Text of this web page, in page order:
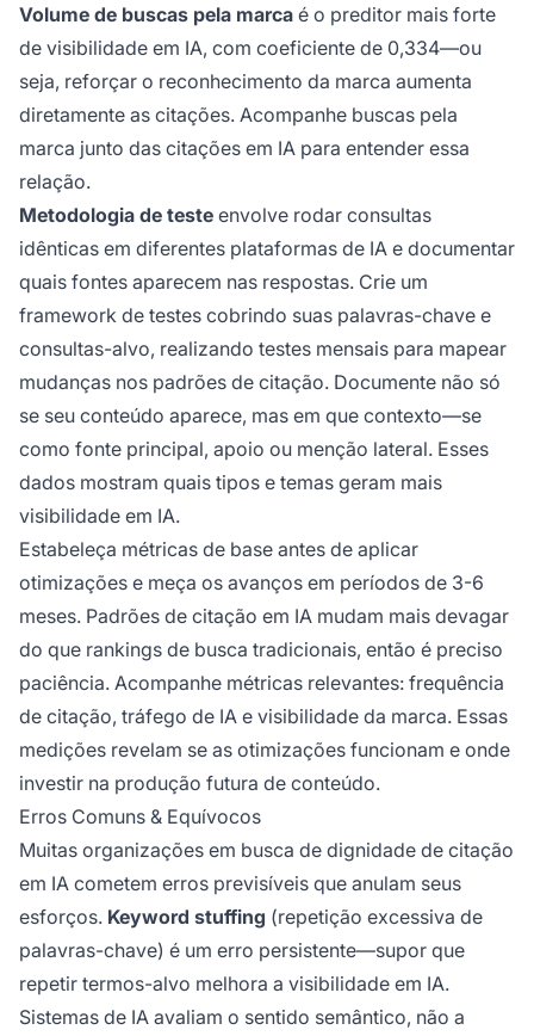
Volume de buscas pela marca é o preditor mais forte
de visibilidade em IA, com coeficiente de 0,334—ou
seja, reforçar o reconhecimento da marca aumenta
diretamente as citações. Acompanhe buscas pela
marca junto das citações em IA para entender essa
relação.
Metodologia de teste envolve rodar consultas
idênticas em diferentes plataformas de IA e documentar
quais fontes aparecem nas respostas. Crie um
framework de testes cobrindo suas palavras-chave e
consultas-alvo, realizando testes mensais para mapear
mudanças nos padrões de citação. Documente não só
se seu conteúdo aparece, mas em que contexto—se
como fonte principal, apoio ou menção lateral. Esses
dados mostram quais tipos e temas geram mais
visibilidade em IA.
Estabeleça métricas de base antes de aplicar
otimizações e meça os avanços em períodos de 3-6
meses. Padrões de citação em IA mudam mais devagar
do que rankings de busca tradicionais, então é preciso
paciência. Acompanhe métricas relevantes: frequência
de citação, tráfego de IA e visibilidade da marca. Essas
medições revelam se as otimizações funcionam e onde
investir na produção futura de conteúdo.
Erros Comuns & Equívocos
Muitas organizações em busca de dignidade de citação
em IA cometem erros previsíveis que anulam seus
esforços. Keyword stuffing (repetição excessiva de
palavras-chave) é um erro persistente—supor que
repetir termos-alvo melhora a visibilidade em IA.
Sistemas de IA avaliam o sentido semântico, não a